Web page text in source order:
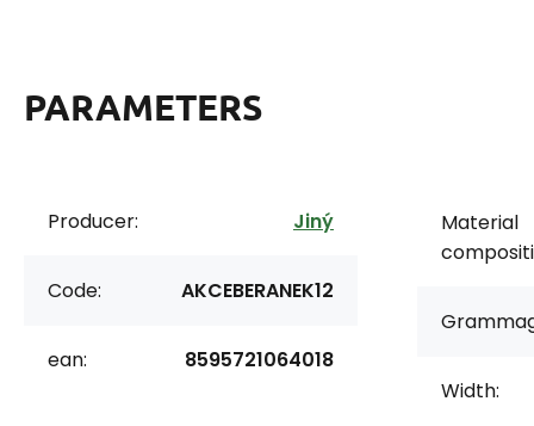
PARAMETERS
Producer: Jiný
Code: AKCEBERANEK12
ean: 8595721064018
Material
Width: